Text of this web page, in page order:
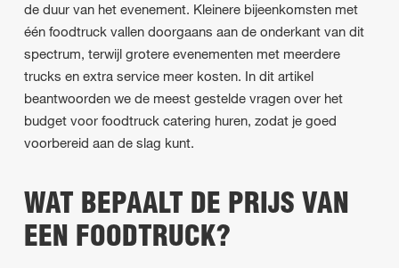
de duur van het evenement. Kleinere bijeenkomsten met
één foodtruck vallen doorgaans aan de onderkant van dit
spectrum, terwijl grotere evenementen met meerdere
trucks en extra service meer kosten. In dit artikel
beantwoorden we de meest gestelde vragen over het
budget voor foodtruck catering huren, zodat je goed
voorbereid aan de slag kunt.
WAT BEPAALT DE PRIJS VAN
EEN FOODTRUCK?